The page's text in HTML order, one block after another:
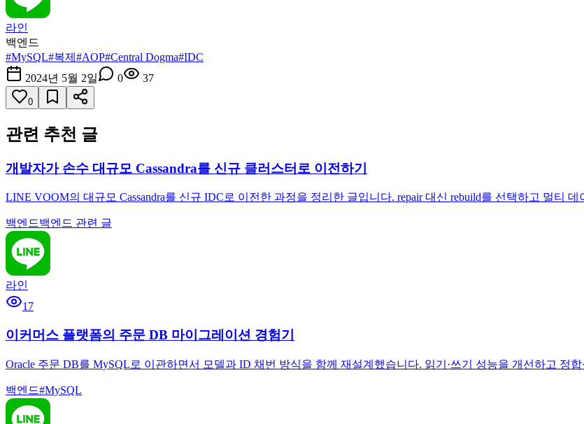
라인
백엔드
#MySQL#복제 #AOP#Central Dogma#IDC
2024년 5월 2일
0 37
0
관련 추천 글
개발자가 손수 대규모 Cassandra를 신규 클러스터로 이전하기
LINE VOOM의 대규모 Cassandra를 신규 IDC로 이전한 과정을 정리한 글입니다. repair 대신 rebuild를 선택하고 멀티
백엔드백엔드 관련 글
라인
17
이커머스 플랫폼의 주문 DB 마이그레이션 경험기
Oracle 주문 DB를 MySQL로 이관하면서 모델과 ID 채번 방식을 함께 재설계했습니다. 읽기·쓰기 성능을 개선하고 정
백엔드#MySQL